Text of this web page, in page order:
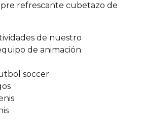
refrescante cubetazo de
de nuestro
de animación
soccer